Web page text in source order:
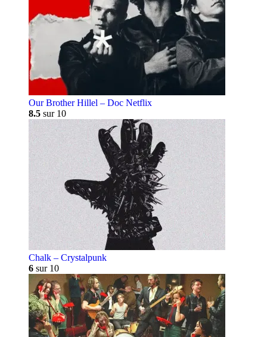
Our Brother Hillel – Doc Netflix
8.5 sur 10
Chalk – Crystalpunk
6 sur 10